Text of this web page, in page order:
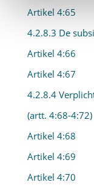
Artikel 4:65
4.2.8.3 De
Artikel 4:66
Artikel 4:67
4.2.8.4
(artt. 4:68-4:72)
Artikel 4:68
Artikel 4:69
Artikel 4:70